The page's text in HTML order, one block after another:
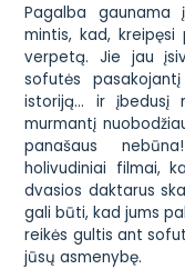
Pagalba gaunama
mintis, kad, kreipęsi
verpetą. Jie jau
sofutės
istoriją… ir įbedusį
murmantį
panašaus
holivudiniai filmai,
dvasios daktarus
gali būti, kad jums
reikės gultis ant
jūsų asmenybę.